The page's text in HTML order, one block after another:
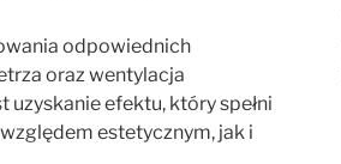
odpowiednich
oraz wentylacja
efektu, który spełni
estetycznym, jak i